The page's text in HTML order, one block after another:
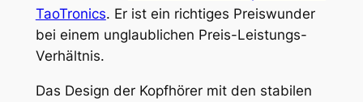
TaoTronics. Er ist ein richtiges Preiswunder
bei einem unglaublichen Preis-Leistungs-
Verhältnis.
Das Design der Kopfhörer mit den stabilen